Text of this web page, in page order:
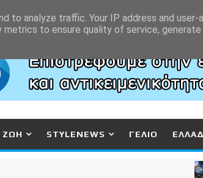
ΖΩΗ STYLENEWS ΓΕΛΙΟ
to analyze traffic. Your IP address and user-
to ensure quality of service, generate